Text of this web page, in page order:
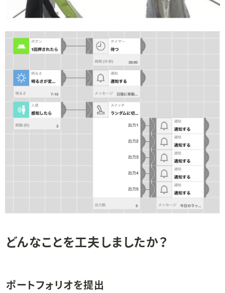
どんなことを工夫しましたか？
ポートフォリオを提出